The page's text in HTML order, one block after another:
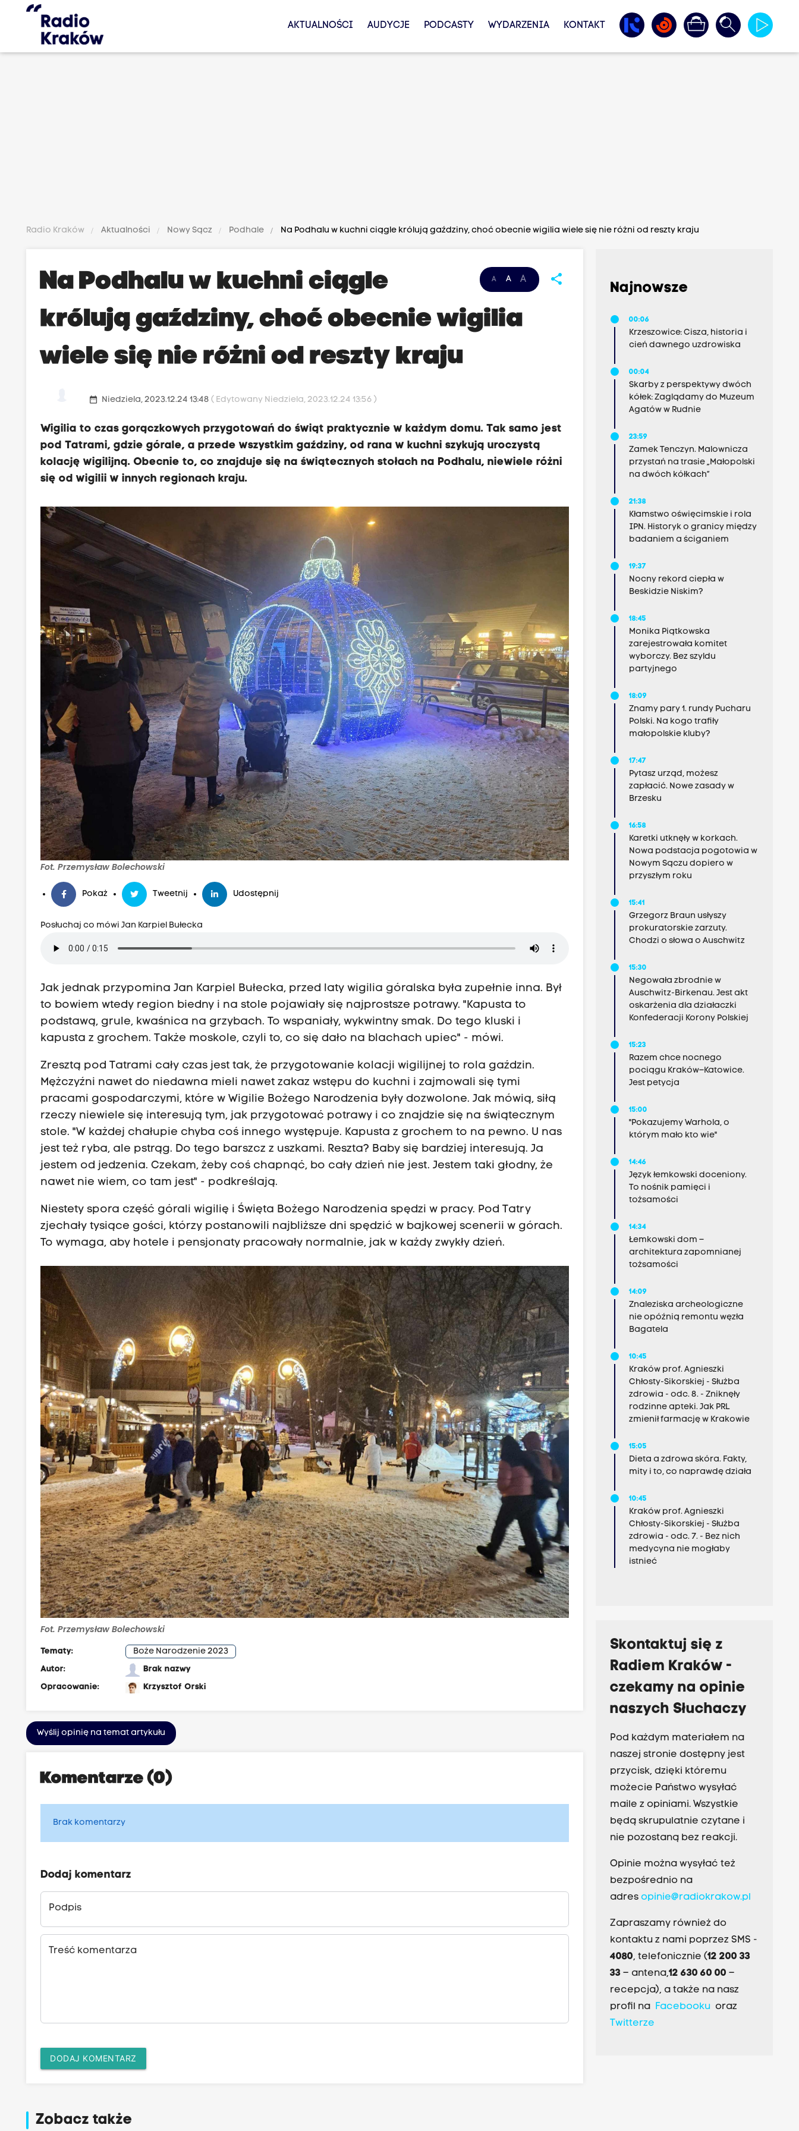
AKTUALNOŚCI AUDYCJE PODCASTY WYDARZENIA KONTAKT
Radio Kraków Aktualności Nowy Sącz Podhale Na Podhalu w kuchni ciągle królują gaździny, choć obecnie wigilia wiele się nie różni od reszty kraju
A A A share
Na Podhalu w kuchni ciągle
królują gaździny, choć obecnie wigilia
wiele się nie różni od reszty kraju
date_range Niedziela, 2023.12.24 13:48( Edytowany Niedziela, 2023.12.24 13:56 )
Wigilia to czas gorączkowych przygotowań do świąt praktycznie w każdym domu. Tak samo jest
pod Tatrami, gdzie górale, a przede wszystkim gaździny, od rana w kuchni szykują uroczystą
kolację wigilijną. Obecnie to, co znajduje się na świątecznych stołach na Podhalu, niewiele różni
się od wigilii w innych regionach kraju.
Fot. Przemysław Bolechowski
Pokaż Tweetnij Udostępnij
Posłuchaj co mówi Jan Karpiel Bułecka
Jak jednak przypomina Jan Karpiel Bułecka, przed laty wigilia góralska była zupełnie inna. Był
to bowiem wtedy region biedny i na stole pojawiały się najprostsze potrawy. "Kapusta to
podstawą, grule, kwaśnica na grzybach. To wspaniały, wykwintny smak. Do tego kluski i
kapusta z grochem. Także moskole, czyli to, co się dało na blachach upiec" - mówi.
Zresztą pod Tatrami cały czas jest tak, że przygotowanie kolacji wigilijnej to rola gaździn.
Mężczyźni nawet do niedawna mieli nawet zakaz wstępu do kuchni i zajmowali się tymi
pracami gospodarczymi, które w Wigilie Bożego Narodzenia były dozwolone. Jak mówią, siłą
rzeczy niewiele się interesują tym, jak przygotować potrawy i co znajdzie się na świątecznym
stole. "W każdej chałupie chyba coś innego występuje. Kapusta z grochem to na pewno. U nas
jest też ryba, ale pstrąg. Do tego barszcz z uszkami. Reszta? Baby się bardziej interesują. Ja
jestem od jedzenia. Czekam, żeby coś chapnąć, bo cały dzień nie jest. Jestem taki głodny, że
nawet nie wiem, co tam jest" - podkreślają.
Niestety spora część górali wigilię i Święta Bożego Narodzenia spędzi w pracy. Pod Tatry
zjechały tysiące gości, którzy postanowili najbliższe dni spędzić w bajkowej scenerii w górach.
To wymaga, aby hotele i pensjonaty pracowały normalnie, jak w każdy zwykły dzień.
Fot. Przemysław Bolechowski
Tematy:
Boże Narodzenie 2023
Autor:
Brak nazwy
Opracowanie:
Krzysztof Orski
Wyślij opinię na temat artykułu
Komentarze (0)
Brak komentarzy
Dodaj komentarz
Podpis
Treść komentarza
DODAJ KOMENTARZ
Zobacz także
Najnowsze
00:06
Krzeszowice: Cisza, historia i
cień dawnego uzdrowiska
00:04
Skarby z perspektywy dwóch
kółek: Zaglądamy do Muzeum
Agatów w Rudnie
23:59
Zamek Tenczyn. Malownicza
przystań na trasie „Małopolski
na dwóch kółkach”
21:38
Kłamstwo oświęcimskie i rola
IPN. Historyk o granicy między
badaniem a ściganiem
19:37
Nocny rekord ciepła w
Beskidzie Niskim?
18:45
Monika Piątkowska
zarejestrowała komitet
wyborczy. Bez szyldu
partyjnego
18:09
Znamy pary 1. rundy Pucharu
Polski. Na kogo trafiły
małopolskie kluby?
17:47
Pytasz urząd, możesz
zapłacić. Nowe zasady w
Brzesku
16:58
Karetki utknęły w korkach.
Nowa podstacja pogotowia w
Nowym Sączu dopiero w
przyszłym roku
15:41
Grzegorz Braun usłyszy
prokuratorskie zarzuty.
Chodzi o słowa o Auschwitz
15:30
Negowała zbrodnie w
Auschwitz-Birkenau. Jest akt
oskarżenia dla działaczki
Konfederacji Korony Polskiej
15:23
Razem chce nocnego
pociągu Kraków–Katowice.
Jest petycja
15:00
"Pokazujemy Warhola, o
którym mało kto wie"
14:46
Język łemkowski doceniony.
To nośnik pamięci i
tożsamości
14:34
Łemkowski dom –
architektura zapomnianej
tożsamości
14:09
Znaleziska archeologiczne
nie opóźnią remontu węzła
Bagatela
10:45
Kraków prof. Agnieszki
Chłosty-Sikorskiej - Służba
zdrowia - odc. 8. - Zniknęły
rodzinne apteki. Jak PRL
zmienił farmację w Krakowie
15:05
Dieta a zdrowa skóra. Fakty,
mity i to, co naprawdę działa
10:45
Kraków prof. Agnieszki
Chłosty-Sikorskiej - Służba
zdrowia - odc. 7. - Bez nich
medycyna nie mogłaby
istnieć
Skontaktuj się z
Radiem Kraków -
czekamy na opinie
naszych Słuchaczy
Pod każdym materiałem na
naszej stronie dostępny jest
przycisk, dzięki któremu
możecie Państwo wysyłać
maile z opiniami. Wszystkie
będą skrupulatnie czytane i
nie pozostaną bez reakcji.
Opinie można wysyłać też
bezpośrednio na
adres opinie@radiokrakow.pl
Zapraszamy również do
kontaktu z nami poprzez SMS -
4080, telefonicznie (12 200 33
33– antena,12 630 60 00 –
recepcja), a także na nasz
profil na Facebookuoraz
Twitterze